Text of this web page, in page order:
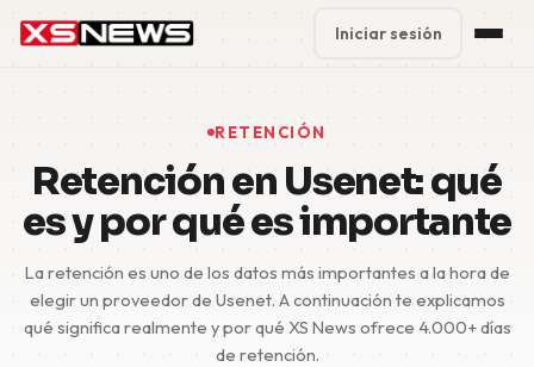
Support
Contact
FAQ
Iniciar sesión
RETENCIÓN
Retención en Usenet: qué
es y por qué es importante
La retención es uno de los datos más importantes a la hora de
elegir un proveedor de Usenet. A continuación te explicamos
qué significa realmente y por qué XS News ofrece 4.000+ días
de retención.